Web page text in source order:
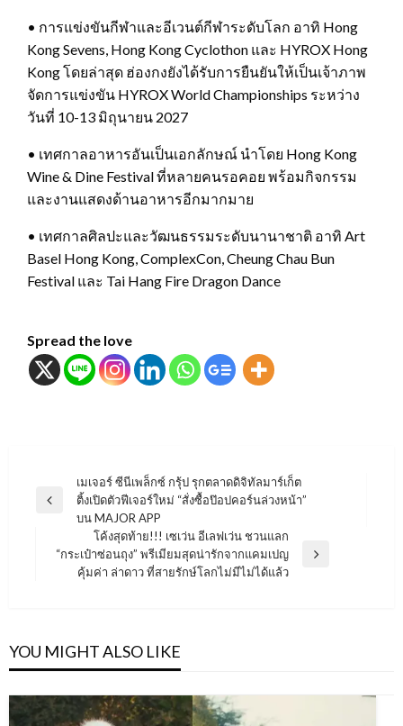
• การแข่งขันกีฬาและอีเวนต์กีฬาระดับโลก อาทิ Hong
Kong Sevens, Hong Kong Cyclothon และ HYROX Hong
Kong โดยล่าสุด ฮ่องกงยังได้รับการยืนยันให้เป็นเจ้าภาพ
จัดการแข่งขัน HYROX World Championships ระหว่าง
วันที่ 10-13 มิถุนายน 2027
• เทศกาลอาหารอันเป็นเอกลักษณ์ นำโดย Hong Kong
Wine & Dine Festival ที่หลายคนรอคอย พร้อมกิจกรรม
และงานแสดงด้านอาหารอีกมากมาย
• เทศกาลศิลปะและวัฒนธรรมระดับนานาชาติ อาทิ Art
Basel Hong Kong, ComplexCon, Cheung Chau Bun
Festival และ Tai Hang Fire Dragon Dance
Spread the love
แนะแนว
เรื่อง
Previous
เมเจอร์ ซีนีเพล็กซ์ กรุ้ป รุกตลาดดิจิทัลมาร์เก็ต
ติ้งเปิดตัวฟีเจอร์ใหม่ “สั่งซื้อป๊อปคอร์นล่วงหน้า”
บน MAJOR APP
Next
โค้งสุดท้าย!!! เซเว่น อีเลฟเว่น ชวนแลก
“กระเป๋าซ่อนถุง” พรีเมียมสุดน่ารักจากแคมเปญ
คุ้มค่า ล่าดาว ที่สายรักษ์โลกไม่มีไม่ได้แล้ว
YOU MIGHT ALSO LIKE